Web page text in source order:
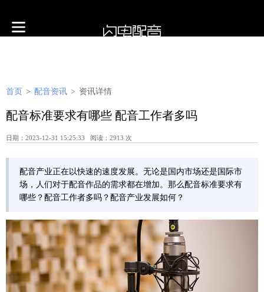
首页 > 配音资讯 > 资讯详情
配音标准要求有哪些 配音工作者多吗
日期：2023-12-31 15:25:33 阅读：2913 次
配音产业正在以快速的速度发展。无论是国内市场还是国际市
场，人们对于配音作品的需求都在增加。那么配音标准要求有
哪些？配音工作者多吗？配音产业发展如何？